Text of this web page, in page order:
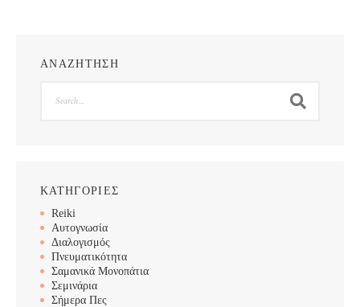
ΑΝΑΖΗΤΗΣΗ
ΚΑΤΗΓΟΡΙΕΣ
Reiki
Αυτογνωσία
Διαλογισμός
Πνευματικότητα
Σαμανικά Μονοπάτια
Σεμινάρια
Σήμερα Πες